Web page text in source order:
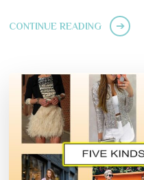
CONTINUE READING